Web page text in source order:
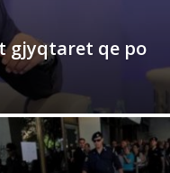
gjyqtaret qe po